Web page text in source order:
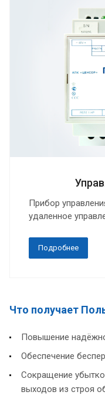
Прибор
удаленное
Подробнее
Что получает
Повышение
Обеспечение
Сокращение
выходов из строя